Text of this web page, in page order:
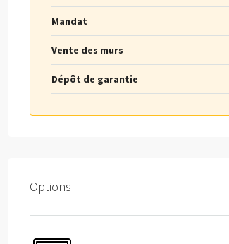
Mandat
Vente des murs
Dépôt de garantie
Options